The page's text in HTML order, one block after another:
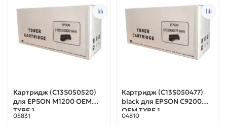
Картридж (C13S050520)
для EPSON M1200 ОЕМ
TYPE 1
05831
Картридж (C13S050477)
black для EPSON C9200
ОЕМ TYPE 1
04810